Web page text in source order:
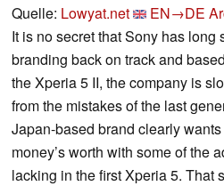
Quelle: Lowyat.net EN→DE
It is no secret that Sony has long
branding back on track and
the Xperia 5 II, the company is
from the mistakes of the last
Japan-based brand clearly
money’s worth with some of the
lacking in the first Xperia 5. That